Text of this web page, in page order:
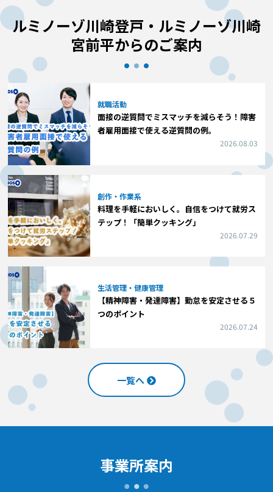
ルミノーゾ川崎登戸・ルミノーゾ川崎
宮前平からのご案内
就職活動
面接の逆質問でミスマッチを減らそう！障害
者雇用面接で使える逆質問の例。
2026.08.03
創作・作業系
料理を手軽においしく。自信をつけて就労ス
テップ！「簡単クッキング」
2026.07.29
生活管理・健康管理
【精神障害・発達障害】勤怠を安定させる５
つのポイント
2026.07.24
一覧へ
事業所案内